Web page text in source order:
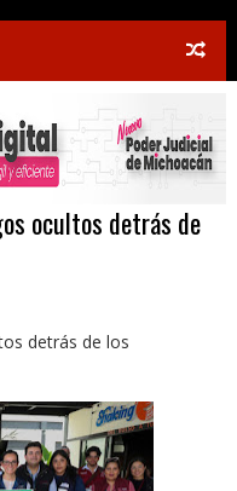
ocultos detrás de
detrás de los